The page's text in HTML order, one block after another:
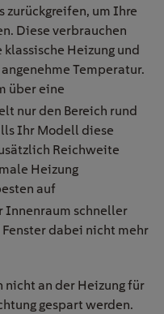
zurückgreifen, um Ihre
Diese verbrauchen
Heizung und
Temperatur.
über eine
nur den Bereich rund
Ihr Modell diese
Reichweite
Heizung
auf
Innenraum schneller
dabei nicht mehr
an der Heizung für
gespart werden.